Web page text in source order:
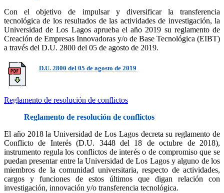
Con el objetivo de impulsar y diversificar la transferencia
tecnológica de los resultados de las actividades de investigación, la
Universidad de Los Lagos aprueba el año 2019 su reglamento de
Creación de Empresas Innovadoras y/o de Base Tecnológica (EIBT)
a través del D.U. 2800 del 05 de agosto de 2019.
D.U. 2800 del 05 de agosto de 2019
Reglamento de resolución de conflictos
Reglamento de resolución de conflictos
El año 2018 la Universidad de Los Lagos decreta su reglamento de
Conflicto de Interés (D.U. 3448 del 18 de octubre de 2018),
instrumento regula los conflictos de interés o de compromiso que se
puedan presentar entre la Universidad de Los Lagos y alguno de los
miembros de la comunidad universitaria, respecto de actividades,
cargos y funciones de estos últimos que digan relación con
investigación, innovación y/o transferencia tecnológica.